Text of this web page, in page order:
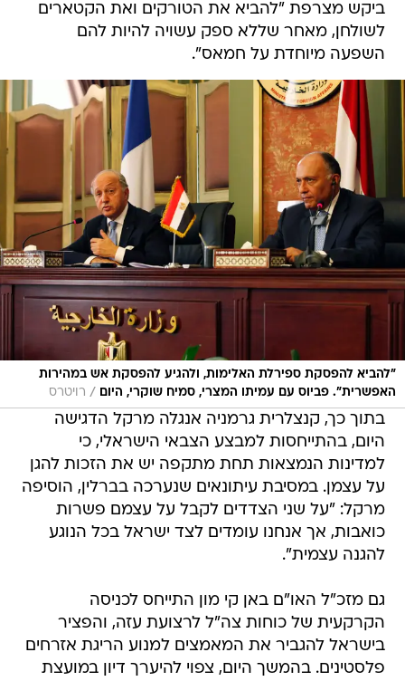
ביקש מצרפת "להביא את הטורקים ואת הקטארים
לשולחן, מאחר שללא ספק עשויה להיות להם
השפעה מיוחדת על חמאס".
"להביא להפסקת ספירלת האלימות, ולהגיע להפסקת אש במהירות
האפשרית". פביוס עם עמיתו המצרי, סמיח שוקרי, היום
/ רויטרס
בתוך כך, קנצלרית גרמניה אנגלה מרקל הדגישה
היום, בהתייחסות למבצע הצבאי הישראלי, כי
למדינות הנמצאות תחת מתקפה יש את הזכות להגן
על עצמן. במסיבת עיתונאים שנערכה בברלין, הוסיפה
מרקל: "על שני הצדדים לקבל על עצמם פשרות
כואבות, אך אנחנו עומדים לצד ישראל בכל הנוגע
להגנה עצמית".
גם מזכ"ל האו"ם באן קי מון התייחס לכניסה
הקרקעית של כוחות צה"ל לרצועת עזה, והפציר
בישראל להגביר את המאמצים למנוע הריגת אזרחים
פלסטינים. בהמשך היום, צפוי להיערך דיון במועצת